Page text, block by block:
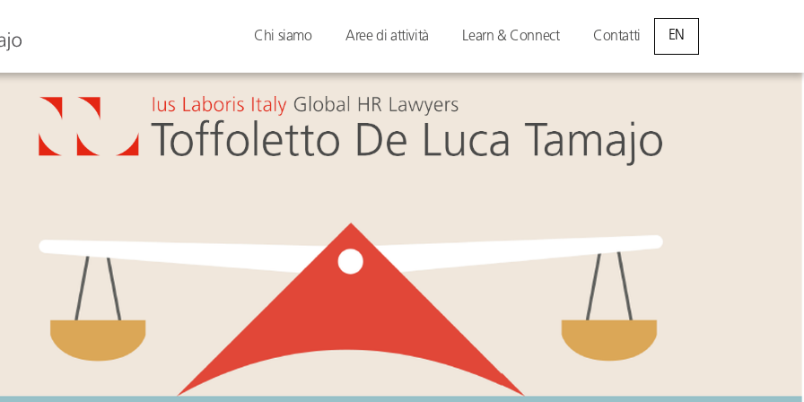
Chi siamo Aree di attività Learn & Connect Contatti EN